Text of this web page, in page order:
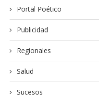
Portal Poético
Publicidad
Regionales
Salud
Sucesos